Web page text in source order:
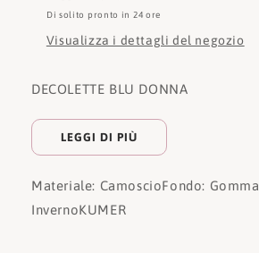
Di solito pronto in 24 ore
Visualizza i dettagli del negozio
DECOLETTE BLU DONNA
LEGGI DI PIÙ
Materiale: CamoscioFondo: Gomma
InvernoKUMER